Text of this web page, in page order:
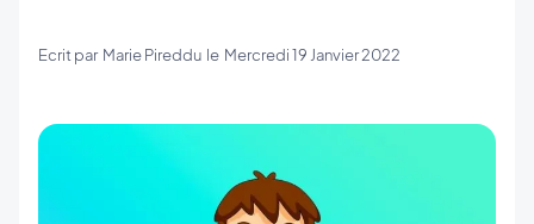
Ecrit par Marie Pireddu le Mercredi 19 Janvier 2022